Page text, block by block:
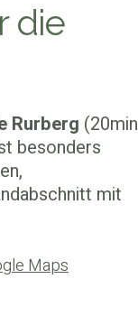
die
Rurberg (20min
besonders
mit
Maps